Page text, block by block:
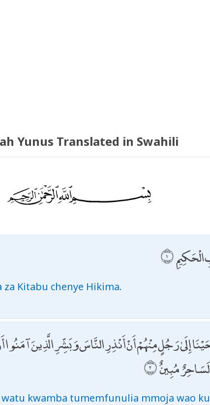
Yunus Translated in Swahili
za Kitabu chenye Hikima.
إِلَىٰ رَجُلٍ مِنْهُمْ أَنْ أَنْذِرِ النَّاسَ وَبَشِّرِ الَّذِينَ
مُبِينٌ
watu kwamba tumemfunulia mmoja wao